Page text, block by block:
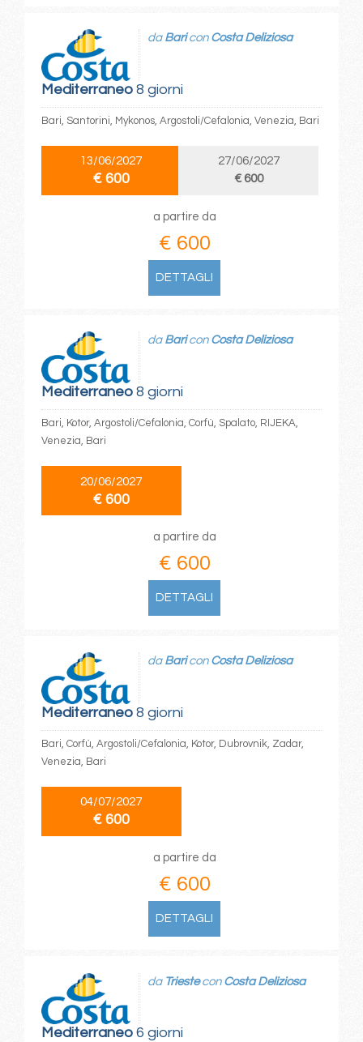
Mediterraneo8 giorni
da Baricon Costa Deliziosa
Bari, Santorini, Mykonos, Argostoli/Cefalonia, Venezia, Bari
13/06/2027
€ 600
27/06/2027
€ 600
a partire da
€ 600
DETTAGLI
Mediterraneo8 giorni
da Baricon Costa Deliziosa
Bari, Kotor, Argostoli/Cefalonia, Corfù, Spalato, RIJEKA,
Venezia, Bari
20/06/2027
€ 600
a partire da
€ 600
DETTAGLI
Mediterraneo8 giorni
da Baricon Costa Deliziosa
Bari, Corfù, Argostoli/Cefalonia, Kotor, Dubrovnik, Zadar,
Venezia, Bari
04/07/2027
€ 600
a partire da
€ 600
DETTAGLI
Mediterraneo6 giorni
da Triestecon Costa Deliziosa